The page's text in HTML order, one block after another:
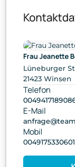
Frau Jeanette
Lüneburger
21423 Winsen
Telefon
E-Mail
Mobil